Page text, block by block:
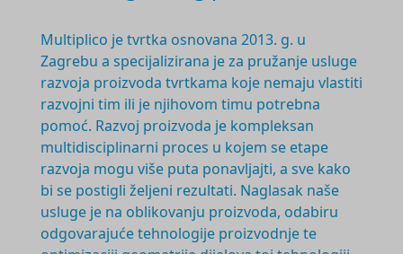
Multiplico je tvrtka osnovana 2013. g. u
Zagrebu a specijalizirana je za pružanje usluge
razvoja proizvoda tvrtkama koje nemaju vlastiti
razvojni tim ili je njihovom timu potrebna
pomoć. Razvoj proizvoda je kompleksan
multidisciplinarni proces u kojem se etape
razvoja mogu više puta ponavljajti, a sve kako
bi se postigli željeni rezultati. Naglasak naše
usluge je na oblikovanju proizvoda, odabiru
odgovarajuće tehnologije proizvodnje te